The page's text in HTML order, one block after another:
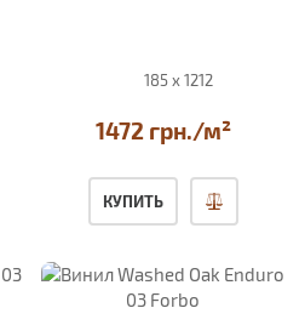
185 x 1212
1472 грн./м²
КУПИТЬ